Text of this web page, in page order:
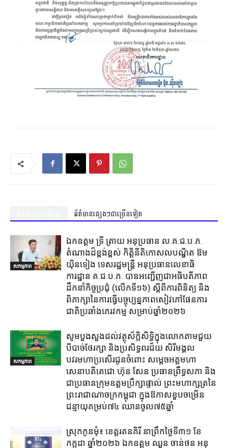
ព័ត៌មានផ្សេងៗជាច្រើនទៀត
សកម្មភាព
ឯកឧត្តម ទ្រី ត្រាយ អនុប្រធាន ល.គ.ជ.ប.ភ.
តំណាងដ៏ខ្ពង់ខ្ពស់ កិត្តិនីតិកោសលបណ្ឌិត ឱម
យ៉ិនទៀង ទេសរដ្ឋមន្ត្រី អនុប្រធានលេខាធិ
ការដ្ឋាន គ.ជ.ប.ភ. បានអញ្ជើញជាអធិបតីភាព
ដឹកនាំកិច្ចប្រជុំ (លេីកទី១៦) ស្តីពីការពិនិត្យ​ និង
ពិភាក្សានៃការធ្វេីបច្ចុប្បន្នភាពសៀវភៅផែនការ
ជាតិប្រឆាំងភេរវកម្ម​ សម្រាប់ឆ្នាំ២០២៦​
សកម្មភាព
សូមបួងសួងដល់វត្ថុស័ក្តិសិទ្ធិក្នុងលោកតាមជួយ
បីបាច់ថែរក្សា និងប្រសិទ្ធពរជ័យ សិរីមង្គល
បវរមហាប្រសើរជូនចំពោះ សម្តេចអគ្គមហា
សេនាបតីតេជោ ហ៊ុន សែន ប្រធានព្រឹទ្ធសភា និង
ជាប្រធានក្រុមឧត្តមប្រឹក្សាផ្ទាល់ ព្រះមហាក្សត្រនៃ
ព្រះរាជាណាចក្រកម្ពុជា ក្នុងឱកាសខួបចម្រើន
ជន្មាយុគម្រប់៧៤ ឈានចូល៧៥ឆ្នាំ
ស្រុក​កូនមុំ៖ ខេត្ត​រតនគិរី​ នាព្រឹកថ្ងៃទី៣១​ ខែ
កក្កដា ឆ្នាំ២០២៦ ឯកឧត្តម​ ឈួន ចាន់ថន អនុ